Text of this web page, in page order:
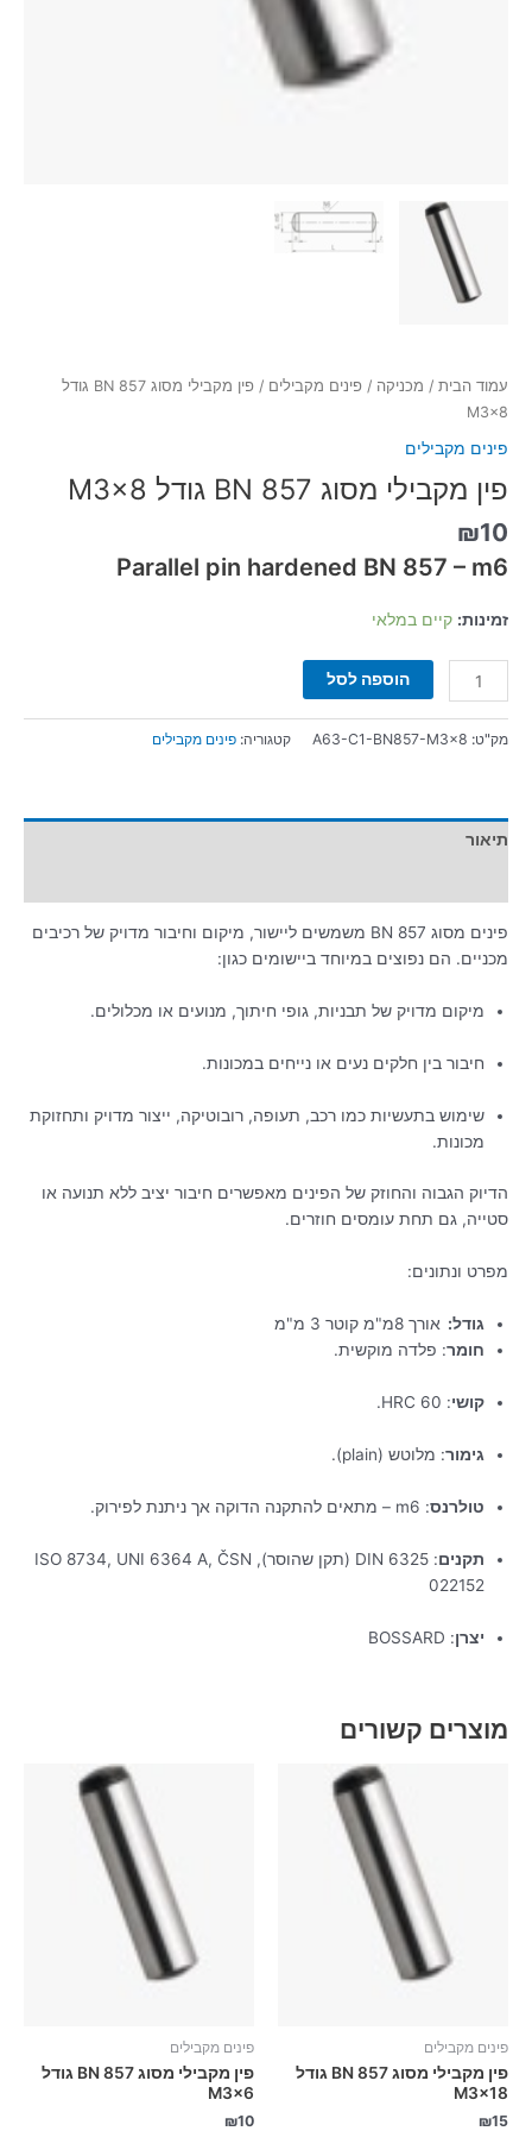
עמוד הבית / מכניקה / פינים מקבילים
/ פין מקבילי מסוג BN 857 גודל
M3x8
פינים מקבילים
פין מקבילי מסוג BN 857 גודל M3x8
₪10
Parallel pin hardened BN 857 – m6
זמינות: קיים במלאי
הוספה לסל
מק"ט: A63-C1-BN857-M3x8 קטגוריה: פינים מקבילים
תיאור
פינים מסוג BN 857 משמשים ליישור, מיקום וחיבור מדויק של רכיבים
מכניים. הם נפוצים במיוחד ביישומים כגון:
מיקום מדויק של תבניות, גופי חיתוך, מנועים או מכלולים.
חיבור בין חלקים נעים או נייחים במכונות.
שימוש בתעשיות כמו רכב, תעופה, רובוטיקה, ייצור מדויק ותחזוקת
מכונות.
הדיוק הגבוה והחוזק של הפינים מאפשרים חיבור יציב ללא תנועה או
סטייה, גם תחת עומסים חוזרים.
מפרט ונתונים:
גודל: אורך 8מ"מ קוטר 3 מ"מ
חומר: פלדה מוקשית.
קושי:
60 HRC.
גימור: מלוטש (plain).
טולרנס: m6 – מתאים להתקנה הדוקה אך ניתנת לפירוק.
תקנים:
DIN 6325 (תקן שהוסר), ISO 8734, UNI 6364 A, ČSN
022152
יצרן: BOSSARD
מוצרים קשורים
פינים מקבילים
פין מקבילי מסוג BN 857 גודל
M3x18
₪15
פינים מקבילים
פין מקבילי מסוג BN 857 גודל
M3x6
₪10